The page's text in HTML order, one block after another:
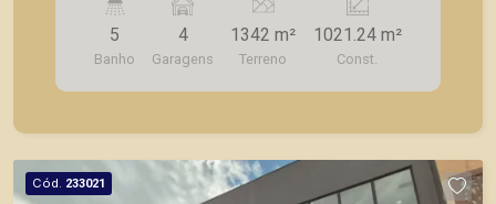
usinado; - Lavabo; - Cozinha; -
Banheiros/Vestiários; - Salas; - Depósito; -
Excelente para a sua empresa em localização
estratégica. A Piramid tem como objetivo atender
mesmo nos principais lançamentos da cidade de
Ribeirão Preto
5
Banho
4
Garagens
1342 m²
Terreno
1021.24 m²
Const.
Cód. 233021